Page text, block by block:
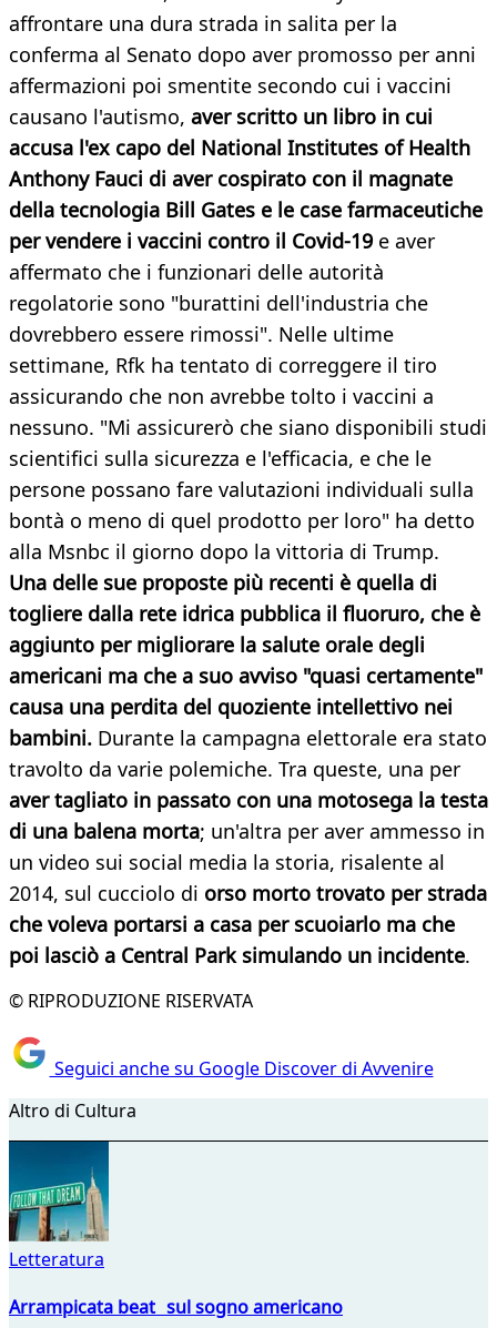
affrontare una dura strada in salita per la
conferma al Senato dopo aver promosso per anni
affermazioni poi smentite secondo cui i vaccini
causano l'autismo, aver scritto un libro in cui
accusa l'ex capo del National Institutes of Health
Anthony Fauci di aver cospirato con il magnate
della tecnologia Bill Gates e le case farmaceutiche
per vendere i vaccini contro il Covid-19 e aver
affermato che i funzionari delle autorità
regolatorie sono "burattini dell'industria che
dovrebbero essere rimossi". Nelle ultime
settimane, Rfk ha tentato di correggere il tiro
assicurando che non avrebbe tolto i vaccini a
nessuno. "Mi assicurerò che siano disponibili studi
scientifici sulla sicurezza e l'efficacia, e che le
persone possano fare valutazioni individuali sulla
bontà o meno di quel prodotto per loro" ha detto
alla Msnbc il giorno dopo la vittoria di Trump.
Una delle sue proposte più recenti è quella di
togliere dalla rete idrica pubblica il fluoruro, che è
aggiunto per migliorare la salute orale degli
americani ma che a suo avviso "quasi certamente"
causa una perdita del quoziente intellettivo nei
bambini. Durante la campagna elettorale era stato
travolto da varie polemiche. Tra queste, una per
aver tagliato in passato con una motosega la testa
di una balena morta; un'altra per aver ammesso in
un video sui social media la storia, risalente al
2014, sul cucciolo di orso morto trovato per strada
che voleva portarsi a casa per scuoiarlo ma che
poi lasciò a Central Park simulando un incidente.
© RIPRODUZIONE RISERVATA
Seguici anche su Google Discover di Avvenire
Altro di Cultura
Letteratura
Arrampicata beat sul sogno americano